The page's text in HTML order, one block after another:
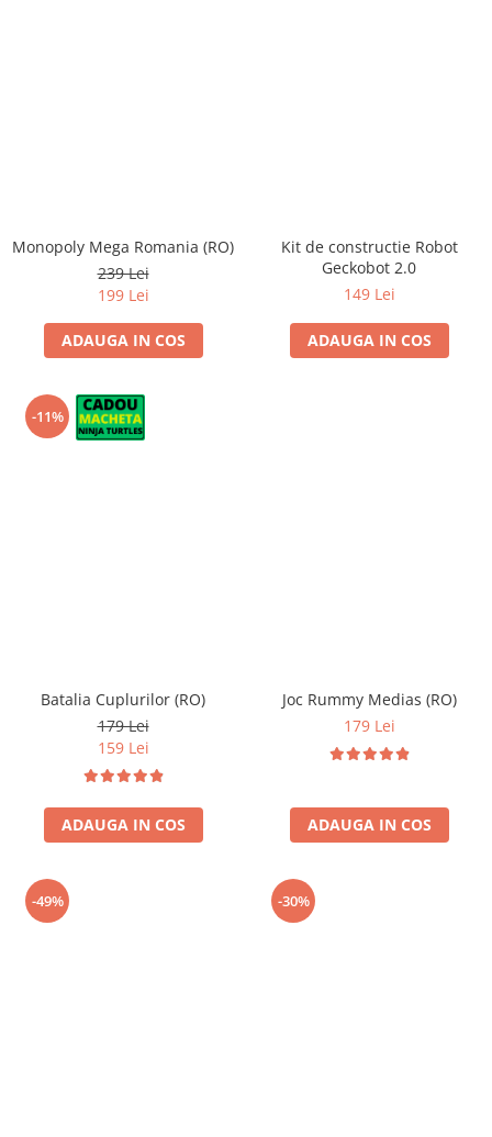
Monopoly Mega Romania (RO)
239 Lei
199 Lei
ADAUGA IN COS
Kit de constructie Robot
Geckobot 2.0
149 Lei
ADAUGA IN COS
-11%
Batalia Cuplurilor (RO)
179 Lei
159 Lei
ADAUGA IN COS
Joc Rummy Medias (RO)
179 Lei
ADAUGA IN COS
-49% -30%